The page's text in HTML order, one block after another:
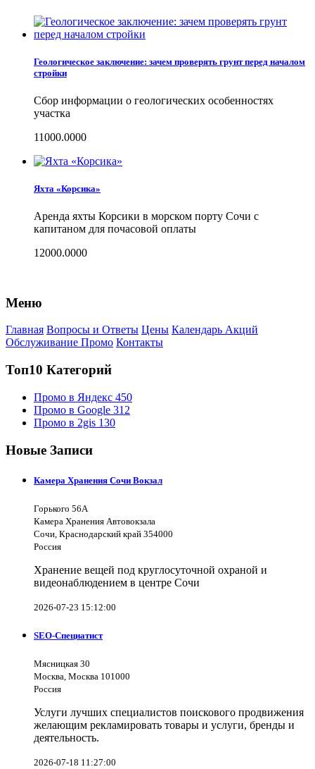
Геологическое заключение: зачем проверять грунт перед началом
стройки
Сбор информации о геологических особенностях
участка
11000.0000
Яхта «Корсика»
Аренда яхты Корсики в морском порту Сочи с
капитаном для почасовой оплаты
12000.0000
Меню
Главная Вопросы и Ответы Цены Календарь Акций
Обслуживание Промо Контакты
Топ10 Категорий
Промо в Яндекс 450
Промо в Google 312
Промо в 2gis 130
Новые Записи
Камера Хранения Сочи Вокзал
Горького 56А
Камера Хранения Автовокзала
Сочи, Краснодарский край 354000
Россия
Хранение вещей под круглосуточной охраной и
видеонаблюдением в центре Сочи
2026-07-23 15:12:00
SEO-Специатист
Мясницкая 30
Москва, Москва 101000
Россия
Услуги лучших специалистов поискового продвижения
желающим рекламировать товары и услуги, бренды и
деятельность.
2026-07-18 11:27:00